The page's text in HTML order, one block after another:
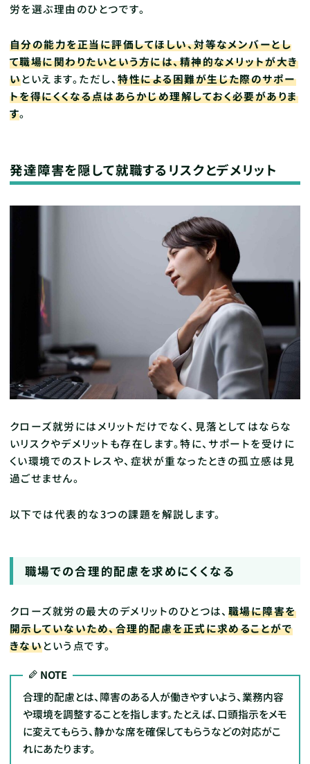
労を選ぶ理由のひとつです。
自分の能力を正当に評価してほしい、対等なメンバーとし
て職場に関わりたいという方には、精神的なメリットが大き
いといえます。ただし、特性による困難が生じた際のサポー
トを得にくくなる点はあらかじめ理解しておく必要がありま
す。
発達障害を隠して就職するリスクとデメリット
クローズ就労にはメリットだけでなく、見落としてはならな
いリスクやデメリットも存在します。特に、サポートを受けに
くい環境でのストレスや、症状が重なったときの孤立感は見
過ごせません。
以下では代表的な3つの課題を解説します。
職場での合理的配慮を求めにくくなる
クローズ就労の最大のデメリットのひとつは、 職場に障害を
開示していないため、合理的配慮を正式に求めることがで
きないという点です。
NOTE
合理的配慮とは、障害のある人が働きやすいよう、業務内容
や環境を調整することを指します。たとえば、口頭指示をメモ
に変えてもらう、静かな席を確保してもらうなどの対応がこ
れにあたります。